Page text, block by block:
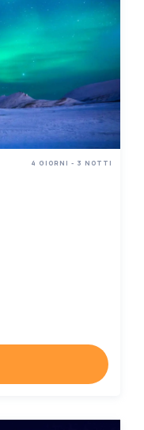
4 GIORNI - 3 NOTTI